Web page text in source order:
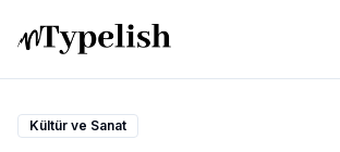
Kültür ve Sanat